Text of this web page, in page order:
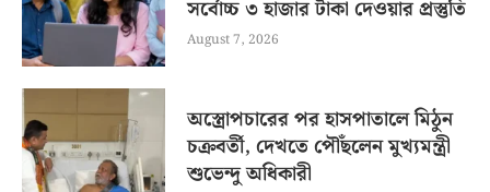
সর্বোচ্চ ৩ হাজার টাকা দেওয়ার প্রস্তুতি
August 7, 2026
অস্ত্রোপচারের পর হাসপাতালে মিঠুন
চক্রবর্তী, দেখতে পৌঁছলেন মুখ্যমন্ত্রী
শুভেন্দু অধিকারী